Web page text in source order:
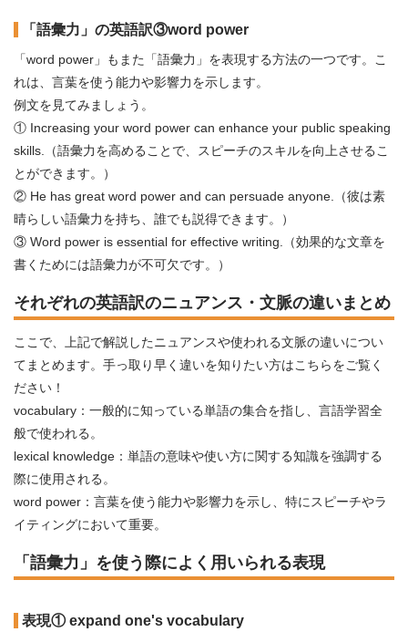
「語彙力」の英語訳③word power
「word power」もまた「語彙力」を表現する方法の一つです。こ
れは、言葉を使う能力や影響力を示します。
例文を見てみましょう。
① Increasing your word power can enhance your public speaking
skills.（語彙力を高めることで、スピーチのスキルを向上させるこ
とができます。）
② He has great word power and can persuade anyone.（彼は素
晴らしい語彙力を持ち、誰でも説得できます。）
③ Word power is essential for effective writing.（効果的な文章を
書くためには語彙力が不可欠です。）
それぞれの英語訳のニュアンス・文脈の違いまとめ
ここで、上記で解説したニュアンスや使われる文脈の違いについ
てまとめます。手っ取り早く違いを知りたい方はこちらをご覧く
ださい！
vocabulary：一般的に知っている単語の集合を指し、言語学習全
般で使われる。
lexical knowledge：単語の意味や使い方に関する知識を強調する
際に使用される。
word power：言葉を使う能力や影響力を示し、特にスピーチやラ
イティングにおいて重要。
「語彙力」を使う際によく用いられる表現
表現① expand one's vocabulary